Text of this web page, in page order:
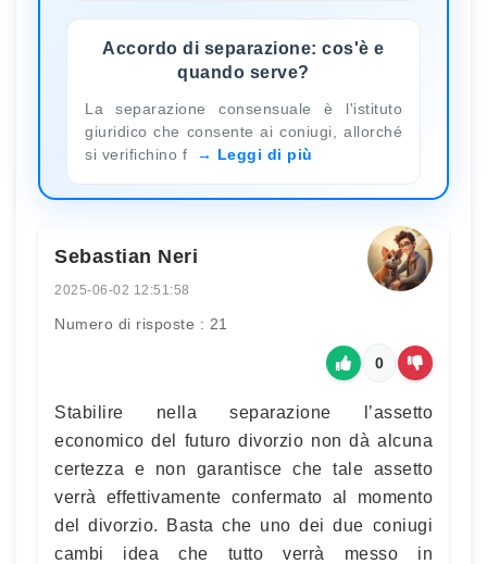
Accordo di separazione: cos'è e
quando serve?
La separazione consensuale è l'istituto
giuridico che consente ai coniugi, allorché
si verifichino f
Leggi di più
Sebastian Neri
2025-06-02 12:51:58
Numero di risposte : 21
0
Stabilire nella separazione l’assetto
economico del futuro divorzio non dà alcuna
certezza e non garantisce che tale assetto
verrà effettivamente confermato al momento
del divorzio. Basta che uno dei due coniugi
cambi idea che tutto verrà messo in